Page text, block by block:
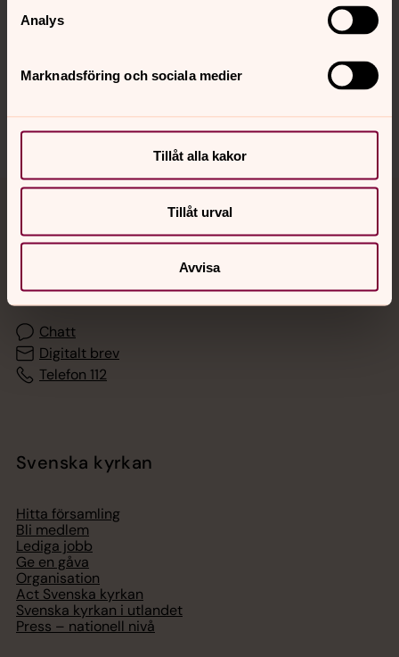
Analys
Marknadsföring och sociala medier
Tillåt alla kakor
Tillåt urval
Avvisa
Hitta snabbt
Sociala kanaler
Jourhavande präst
Akut samtals- och krisstöd. Prata eller chatta anonymt
Chatt
Digitalt brev
Telefon 112
Svenska kyrkan
Hitta församling
Bli medlem
Lediga jobb
Ge en gåva
Organisation
Act Svenska kyrkan
Svenska kyrkan i utlandet
Press – nationell nivå